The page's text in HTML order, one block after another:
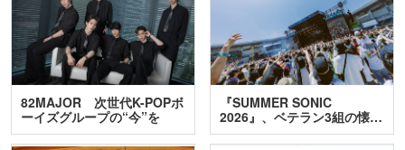
82MAJOR 次世代K-POPボ
ーイズグループの“今”を
訊…
『SUMMER SONIC
2026』、ベテラン3組の懐…